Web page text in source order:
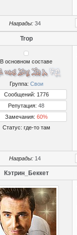
Награды: 34
Trop
В основном составе
Группа: Свои
Сообщений: 1776
Репутация: 48
Замечания: 60%
Статус: где-то там
Награды: 14
Кэтрин_Беккет